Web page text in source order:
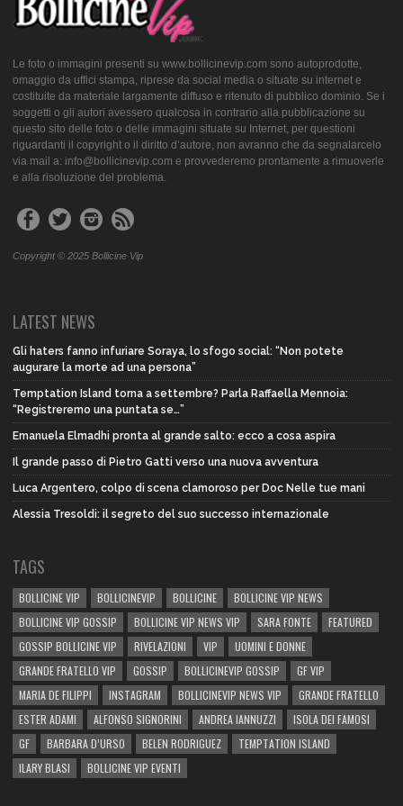
Le foto o immagini presenti su www.bollicinevip.com sono autoprodotte,
omaggio da uffici stampa, riprese da social media o situate su internet e
costituite da materiale largamente diffuso e ritenuto di pubblico dominio. Se i
soggetti o gli autori avessero qualcosa in contrario alla pubblicazione su
questo sito delle foto o delle immagini situate su Internet, per questioni
riguardanti il copyright o il diritto d’autore, non avranno che da segnalarcelo
via mail a: info@bollicinevip.com e provvederemo prontamente a rimuoverle
e alla risoluzione del problema.
Copyright © 2025 Bollicine Vip
LATEST NEWS
Gli haters fanno infuriare Soraya, lo sfogo social: “Non potete
augurare la morte ad una persona”
Temptation Island torna a settembre? Parla Raffaella Mennoia:
“Registreremo una puntata se…”
Emanuela Elmadhi pronta al grande salto: ecco a cosa aspira
Il grande passo di Pietro Gatti verso una nuova avventura
Luca Argentero, colpo di scena clamoroso per Doc Nelle tue mani
Alessia Tresoldi: il segreto del suo successo internazionale
TAGS
BOLLICINE VIP BOLLICINEVIP BOLLICINE
BOLLICINE VIP NEWS
BOLLICINE VIP GOSSIP
BOLLICINE VIP NEWS VIP SARA FONTE
FEATURED
GOSSIP BOLLICINE VIP
RIVELAZIONI VIP
UOMINI E DONNE
GRANDE FRATELLO VIP
GOSSIP BOLLICINEVIP GOSSIP
GF VIP
MARIA DE FILIPPI
INSTAGRAM BOLLICINEVIP NEWS VIP
GRANDE FRATELLO
ESTER ADAMI
ALFONSO SIGNORINI ANDREA IANNUZZI
ISOLA DEI FAMOSI
GF
BARBARA D’URSO BELEN RODRIGUEZ
TEMPTATION ISLAND
ILARY BLASI
BOLLICINE VIP EVENTI